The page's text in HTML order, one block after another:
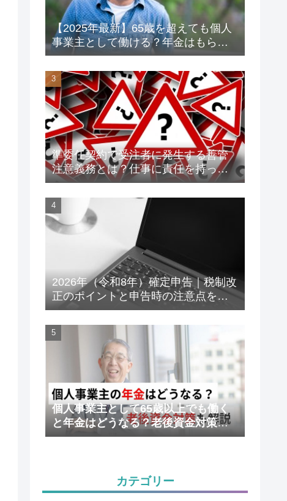
【2025年最新】65歳を超えても個人
事業主として働ける？年金はもらえ
る？老後資金対策も解説！
準委任契約で受注者に発生する善管
注意義務とは？仕事に責任を持って
トラブルを未然に防ごう！
2026年（令和8年）確定申告｜税制改
正のポイントと申告時の注意点をわ
かりやすく解説
個人事業主として65歳以上でも働く
と年金はどうなる？老後資金対策も
解説
カテゴリー